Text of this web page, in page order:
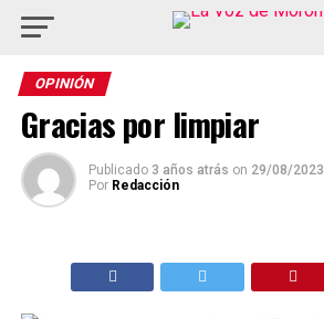
OPINIÓN
Gracias por limpiar
Publicado 3 años atrás on 29/08/2023
Por Redacción